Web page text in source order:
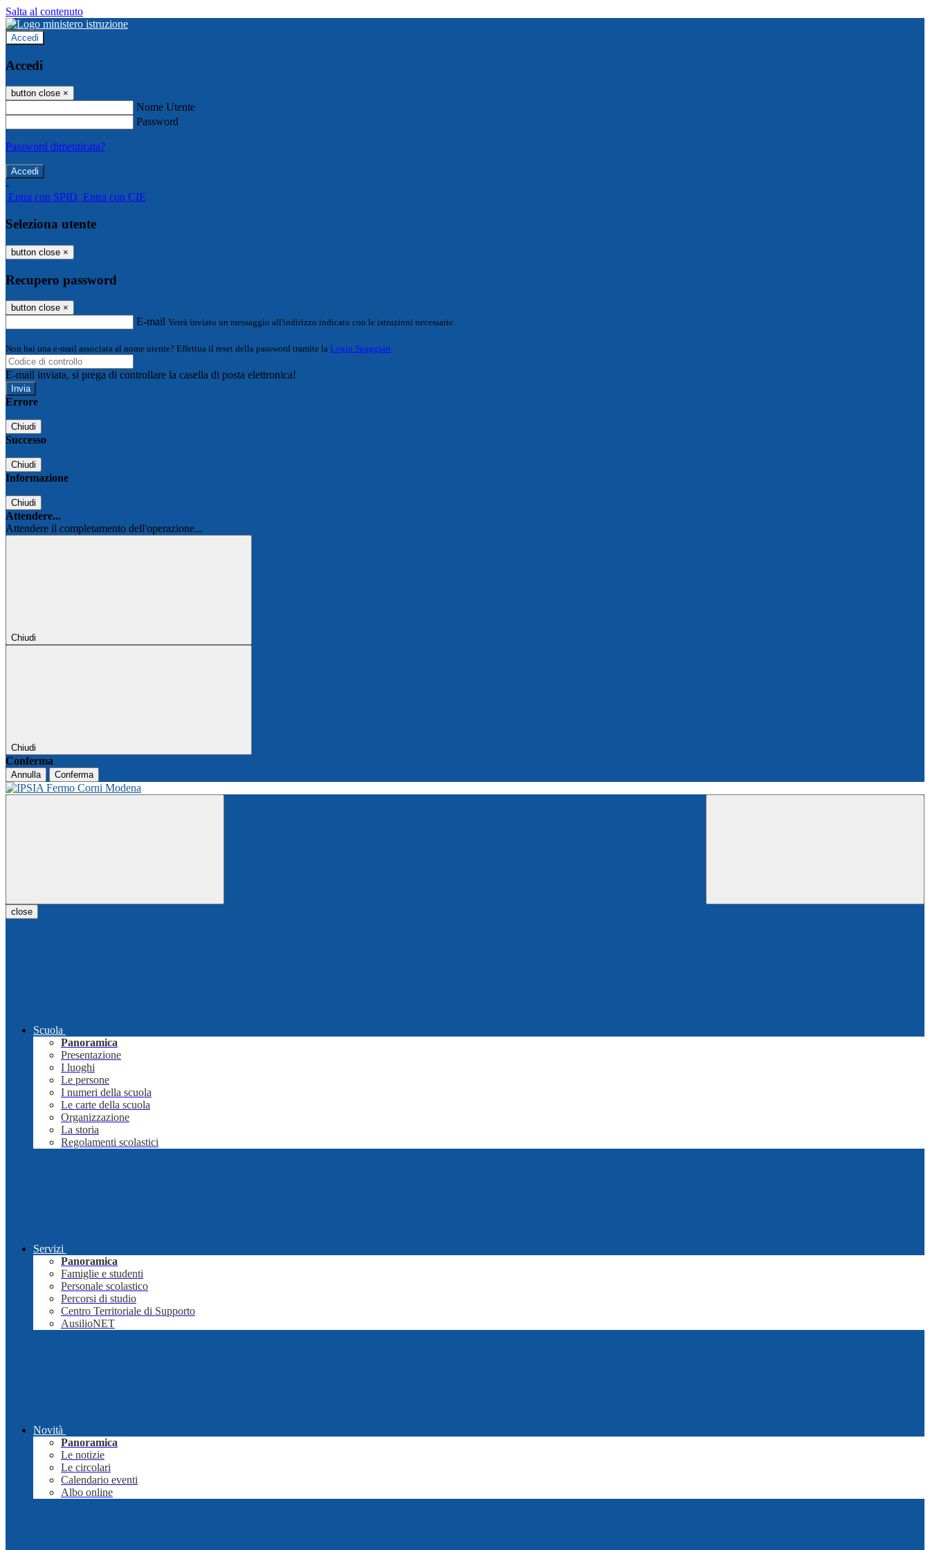
Salta al contenuto
Accedi
Accedi
button close ×
Nome Utente
Password
Password dimenticata?
-
Entra con SPID Entra con CIE
Seleziona utente
button close ×
Recupero password
button close ×
E-mail Verrà inviato un messaggio all'indirizzo indicato con le istruzioni necessarie.
Non hai una e-mail associata al nome utente? Effettua il reset della password tramite la Login Spaggiari
E-mail inviata, si prega di controllare la casella di posta elettronica!
Errore
Chiudi
Successo
Chiudi
Informazione
Chiudi
Attendere...
Attendere il completamento dell'operazione...
Chiudi
Chiudi
Conferma
Annulla Conferma
close
Scuola
Panoramica
Presentazione
I luoghi
Le persone
I numeri della scuola
Le carte della scuola
Organizzazione
La storia
Regolamenti scolastici
Servizi
Panoramica
Famiglie e studenti
Personale scolastico
Percorsi di studio
Centro Territoriale di Supporto
AusilioNET
Novità
Panoramica
Le notizie
Le circolari
Calendario eventi
Albo online